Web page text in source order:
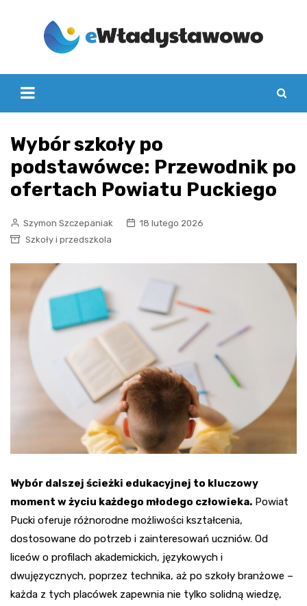
Wybór szkoły po
podstawówce: Przewodnik po
ofertach Powiatu Puckiego
Szymon Szczepaniak
18 lutego 2026
Szkoły i przedszkola
Wybór dalszej ścieżki edukacyjnej to kluczowy
moment w życiu każdego młodego człowieka. Powiat
Pucki oferuje różnorodne możliwości kształcenia,
dostosowane do potrzeb i zainteresowań uczniów. Od
liceów o profilach akademickich, językowych i
dwujęzycznych, poprzez technika, aż po szkoły branżowe –
każda z tych placówek zapewnia nie tylko solidną wiedzę,